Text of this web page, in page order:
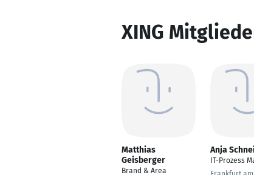
XING
Matthias
Geisberger
Brand & Area
Anja
IT-Prozess